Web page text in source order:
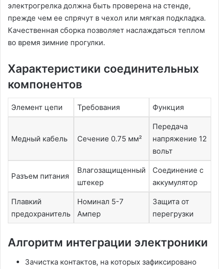
электрогрелка должна быть проверена на стенде,
прежде чем ее спрячут в чехол или мягкая подкладка.
Качественная сборка позволяет наслаждаться теплом
во время зимние прогулки.
Характеристики соединительных
компонентов
Элемент цепи Требования Функция
Медный кабель Сечение 0.75 мм²
Передача
напряжение 12
вольт
Разъем питания
Влагозащищенный
штекер
Соединение с
аккумулятор
Плавкий
предохранитель
Номинал 5-7
Ампер
Защита от
перегрузки
Алгоритм интеграции электроники
Зачистка контактов, на которых зафиксировано